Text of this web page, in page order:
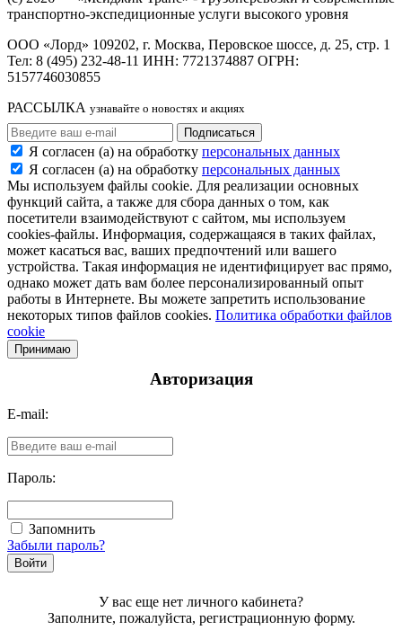
транспортно-экспедиционные услуги высокого уровня
ООО «Лорд» 109202, г. Москва, Перовское шоссе, д. 25, стр. 1
Тел: 8 (495) 232-48-11 ИНН: 7721374887 ОГРН:
5157746030855
РАССЫЛКА узнавайте о новостях и акциях
Я согласен (а) на обработку персональных данных
Я согласен (а) на обработку персональных данных
Мы используем файлы cookie. Для реализации основных
функций сайта, а также для сбора данных о том, как
посетители взаимодействуют с сайтом, мы используем
cookies-файлы. Информация, содержащаяся в таких файлах,
может касаться вас, ваших предпочтений или вашего
устройства. Такая информация не идентифицирует вас прямо,
однако может дать вам более персонализированный опыт
работы в Интернете. Вы можете запретить использование
некоторых типов файлов cookies. Политика обработки файлов
cookie
Принимаю
Авторизация
E-mail:
Пароль:
Запомнить
Забыли пароль?
У вас еще нет личного кабинета?
Заполните, пожалуйста, регистрационную форму.